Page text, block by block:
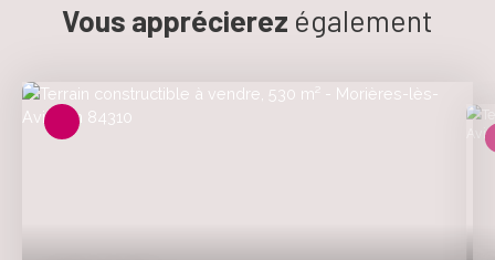
Vous apprécierez également